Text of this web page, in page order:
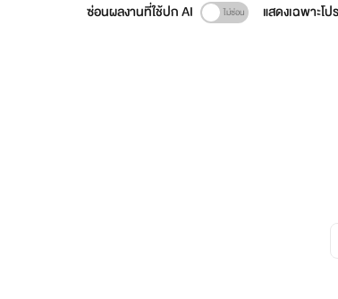
ซ่อนผลงานที่ใช้ปก AI แสดงเฉพาะโป